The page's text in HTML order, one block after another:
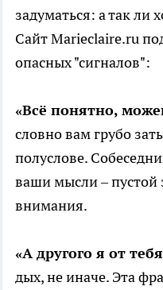
задуматься: а так ли
Сайт Marieclaire.ru
опасных "сигналов":
«Всё понятно,
словно вам грубо
полуслове.
ваши мысли –
внимания.
«А другого я от
дых, не иначе. Эта